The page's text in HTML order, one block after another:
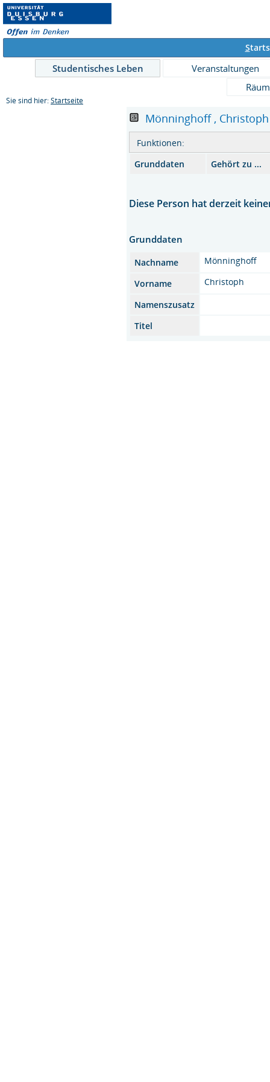
S
Studentisches Leben
Veranstaltungen
Sie sind hier: Startseite
Mönninghoff ,
Funktionen:
Grunddaten
Gehört zu ...
Diese Person hat derzeit
Grunddaten
Nachname
Mönninghoff
Vorname
Christoph
Namenszusatz
Titel